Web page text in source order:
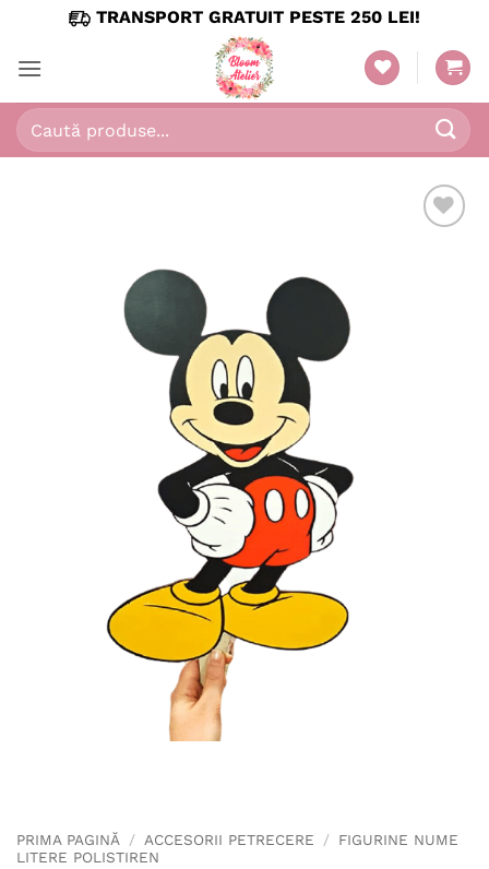
content
TRANSPORT GRATUIT PESTE 250 LEI!
Caută
după:
PRIMA PAGINĂ / ACCESORII PETRECERE / FIGURINE NUME
LITERE POLISTIREN